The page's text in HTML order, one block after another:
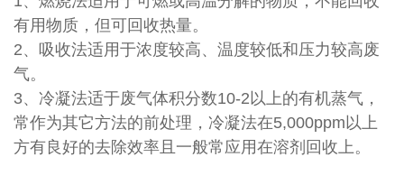
有用物质，但可回收热量。
2、吸收法适用于浓度较高、温度较低和压力较高废
气。
3、冷凝法适于废气体积分数10-2以上的有机蒸气，
常作为其它方法的前处理，冷凝法在5,000ppm以上
方有良好的去除效率且一般常应用在溶剂回收上。